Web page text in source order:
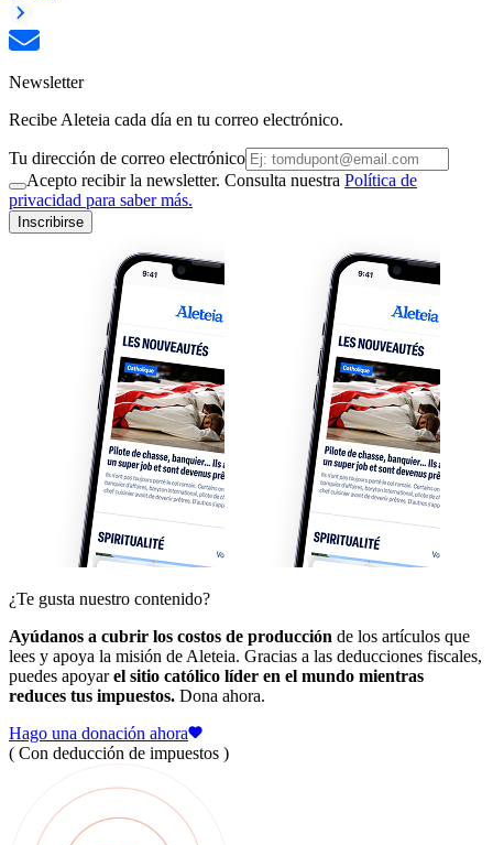
Newsletter
Recibe Aleteia cada día en tu correo electrónico.
Tu dirección de correo electrónico
Acepto recibir la newsletter. Consulta nuestra Política de
privacidad para saber más.
Inscribirse
¿Te gusta nuestro contenido?
Ayúdanos a cubrir los costos de producción de los artículos que
lees y apoya la misión de Aleteia. Gracias a las deducciones fiscales,
puedes apoyarel sitio católico líder en el mundo mientras
reduces tus impuestos. Dona ahora.
Hago una donación ahora
( Con deducción de impuestos )